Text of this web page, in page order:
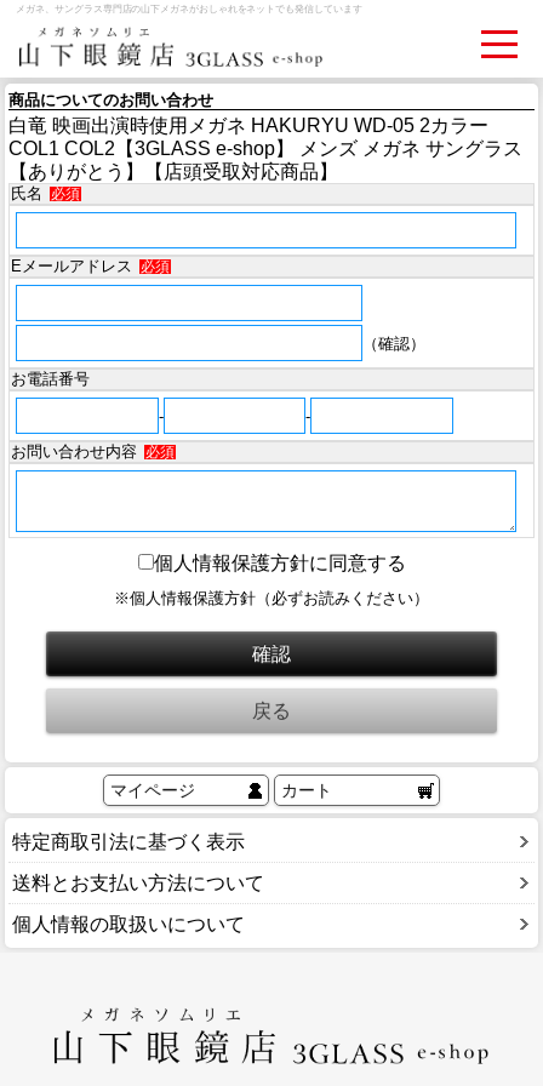
メガネ、サングラス専門店の山下メガネがおしゃれをネットでも発信しています
ログイン お買いものカゴ
お問い合わせ 検眼予約
MEDIA
おすすめアイテム
ブログ
会社概要
インフォメーション
商品についてのお問い合わせ
白竜 映画出演時使用メガネ HAKURYU WD-05 2カラー
COL1 COL2【3GLASS e-shop】 メンズ メガネ サングラス
【ありがとう】【店頭受取対応商品】
氏名 必須
Eメールアドレス 必須
（確認）
お電話番号
-
-
お問い合わせ内容
必須
個人情報保護方針に同意する
※個人情報保護方針（必ずお読みください）
マイページ カート
特定商取引法に基づく表示
送料とお支払い方法について
個人情報の取扱いについて